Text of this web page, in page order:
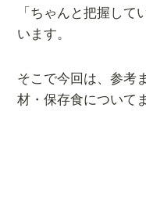
「ちゃんと把握して
います。
そこで今回は、参考
材・保存食について